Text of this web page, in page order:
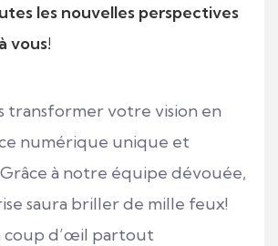
les nouvelles perspectives
vous!
transformer votre vision en
numérique unique et
à notre équipe dévouée,
saura briller de mille feux!
coup d’œil partout